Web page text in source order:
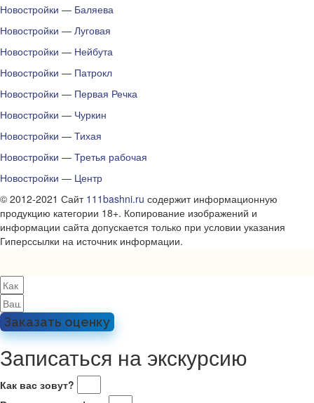
Новостройки — Баляева
Новостройки — Луговая
Новостройки — Нейбута
Новостройки — Патрокл
Новостройки — Первая Речка
Новостройки — Чуркин
Новостройки — Тихая
Новостройки — Третья рабочая
Новостройки — Центр
© 2012-2021 Сайт 111bashni.ru содержит информационную
продукцию категории 18+. Копирование изображений и
информации сайта допускается только при условии указания
Гиперссылки на источник информации.
Заказать оценку
Записаться на экскурсию
Как вас зовут?